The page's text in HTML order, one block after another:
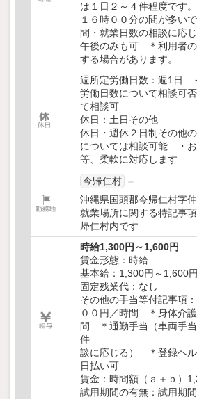
は１日２～４件程度です
１６時００分の間が多い
間・就業日数の相談に応
午後のみも可 ＊利用者
する場合があります。
週所定労働日数：週1日
労働日数について相談可
て相談可
休日：土日その他
休日・週休２日制その他
については相談可能 ・
等、柔軟に対応します
今帰仁村
沖縄県国頭郡今帰仁村字
就業場所に関する特記事
帰仁村内です
時給1,300円～1,600円
賃金形態：時給
基本給：1,300円～1,600円
固定残業代：なし
その他の手当等付記事項
００円／時間 ＊身体介
間 ＊通勤手当（車両手
件 （遠
談に応じる） ＊登録ヘル
日払い可
賃金：時間額（ａ＋ｂ）
試用期間の有無：試用期